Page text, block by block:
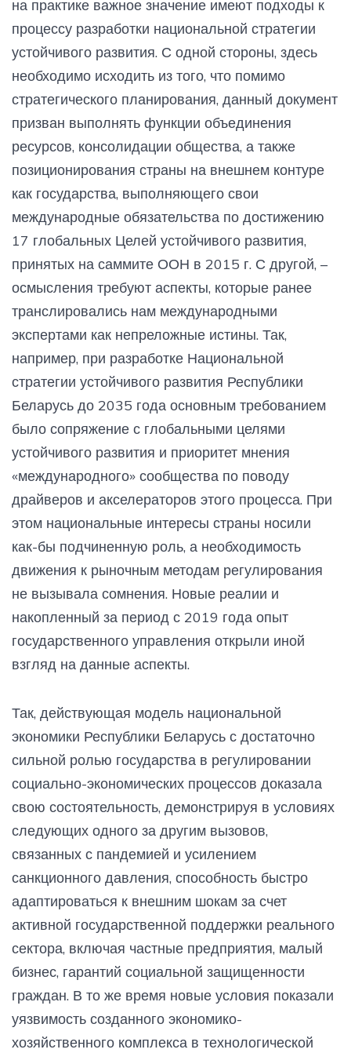
на практике важное значение имеют подходы к
процессу разработки национальной стратегии
устойчивого развития. С одной стороны, здесь
необходимо исходить из того, что помимо
стратегического планирования, данный документ
призван выполнять функции объединения
ресурсов, консолидации общества, а также
позиционирования страны на внешнем контуре
как государства, выполняющего свои
международные обязательства по достижению
17 глобальных Целей устойчивого развития,
принятых на саммите ООН в 2015 г. С другой, –
осмысления требуют аспекты, которые ранее
транслировались нам международными
экспертами как непреложные истины. Так,
например, при разработке Национальной
стратегии устойчивого развития Республики
Беларусь до 2035 года основным требованием
было сопряжение с глобальными целями
устойчивого развития и приоритет мнения
«международного» сообщества по поводу
драйверов и акселераторов этого процесса. При
этом национальные интересы страны носили
как-бы подчиненную роль, а необходимость
движения к рыночным методам регулирования
не вызывала сомнения. Новые реалии и
накопленный за период с 2019 года опыт
государственного управления открыли иной
взгляд на данные аспекты.
Так, действующая модель национальной
экономики Республики Беларусь с достаточно
сильной ролью государства в регулировании
социально-экономических процессов доказала
свою состоятельность, демонстрируя в условиях
следующих одного за другим вызовов,
связанных с пандемией и усилением
санкционного давления, способность быстро
адаптироваться к внешним шокам за счет
активной государственной поддержки реального
сектора, включая частные предприятия, малый
бизнес, гарантий социальной защищенности
граждан. В то же время новые условия показали
уязвимость созданного экономико-
хозяйственного комплекса в технологической